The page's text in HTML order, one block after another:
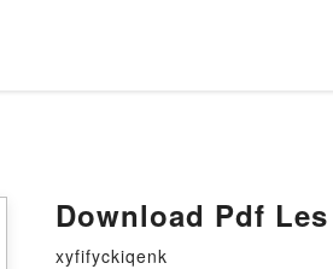
Download Pdf
xyfifyckiqenk